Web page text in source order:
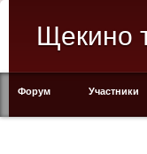
Щекино
Форум Участники